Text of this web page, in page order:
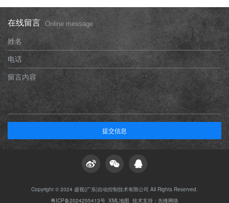
在线留言 Online message
姓名
电话
留言内容
提交信息
Copyright © 2024 盛视(广东)自动控制技术有限公司 All Rights Reserved.
粤ICP备2024255413号 XML地图 技术支持： 先锋网络